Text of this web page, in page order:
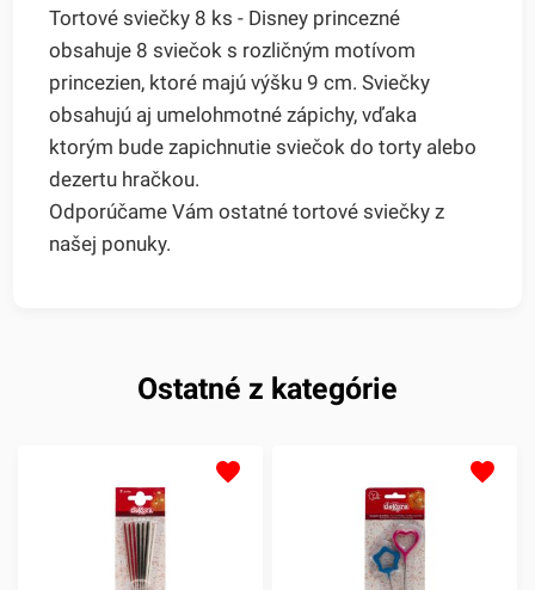
Tortové sviečky 8 ks - Disney princezné
obsahuje 8 sviečok s rozličným motívom
princezien, ktoré majú výšku 9 cm. Sviečky
obsahujú aj umelohmotné zápichy, vďaka
ktorým bude zapichnutie sviečok do torty alebo
dezertu hračkou.
Odporúčame Vám ostatné tortové sviečky z
našej ponuky.
Ostatné z kategórie